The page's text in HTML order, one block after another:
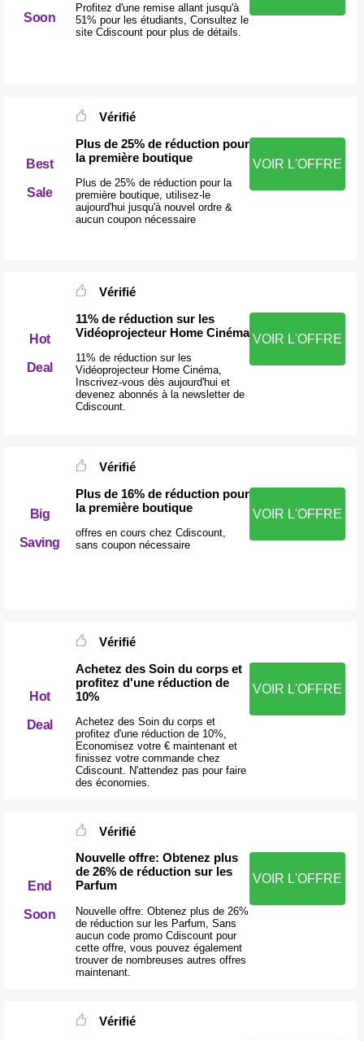
Soon
Profitez d'une remise allant jusqu'à
51% pour les étudiants, Consultez le
site Cdiscount pour plus de détails.
Best
Sale
Vérifié
Plus de 25% de réduction pour
la première boutique
Plus de 25% de réduction pour la
première boutique, utilisez-le
aujourd'hui jusqu'à nouvel ordre &
aucun coupon nécessaire
VOIR L'OFFRE
Hot
Deal
Vérifié
11% de réduction sur les
Vidéoprojecteur Home Cinéma
11% de réduction sur les
Vidéoprojecteur Home Cinéma,
Inscrivez-vous dès aujourd'hui et
devenez abonnés à la newsletter de
Cdiscount.
VOIR L'OFFRE
Big
Saving
Vérifié
Plus de 16% de réduction pour
la première boutique
offres en cours chez Cdiscount,
sans coupon nécessaire
VOIR L'OFFRE
Hot
Deal
Vérifié
Achetez des Soin du corps et
profitez d'une réduction de
10%
Achetez des Soin du corps et
profitez d'une réduction de 10%,
Economisez votre € maintenant et
finissez votre commande chez
Cdiscount. N'attendez pas pour faire
des économies.
VOIR L'OFFRE
End
Soon
Vérifié
Nouvelle offre: Obtenez plus
de 26% de réduction sur les
Parfum
Nouvelle offre: Obtenez plus de 26%
de réduction sur les Parfum, Sans
aucun code promo Cdiscount pour
cette offre, vous pouvez également
trouver de nombreuses autres offres
maintenant.
VOIR L'OFFRE
Vérifié